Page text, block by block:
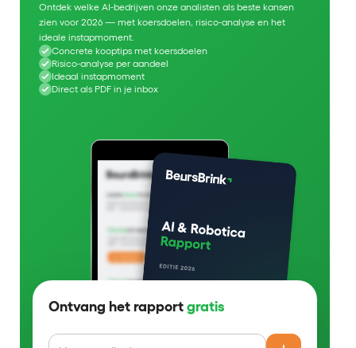
Ontdek welke AI-bedrijven onze analisten als beste kansen
zien voor 2026 — met koersdoelen, risico-analyse en het
ideale instapmoment.
Concrete kooptips met koersdoelen
Risico-analyse per aandeel
Ideaal instapmoment
Direct als PDF in je inbox
Ontvang het rapport gratis